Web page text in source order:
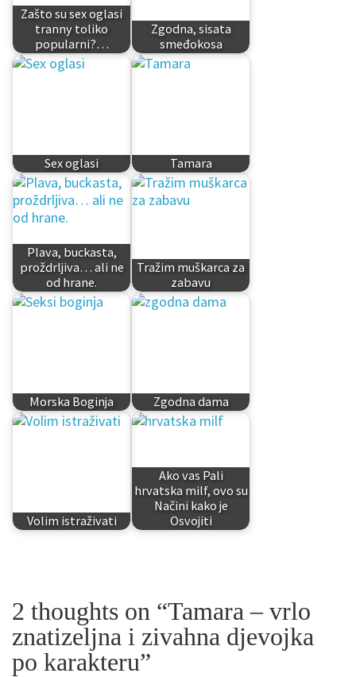
Zašto su sex oglasi
tranny toliko
popularni?…
Zgodna, sisata
smeđokosa
Sex oglasi Tamara
Plava, buckasta,
proždrljiva… ali ne
od hrane.
Tražim muškarca za
zabavu
Morska Boginja Zgodna dama
Volim istraživati
Ako vas Pali
hrvatska milf, ovo su
Načini kako je
Osvojiti
2 thoughts on “Tamara – vrlo
znatizeljna i zivahna djevojka
po karakteru”